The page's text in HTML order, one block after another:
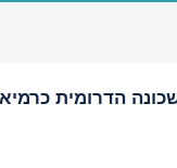
הדרומית